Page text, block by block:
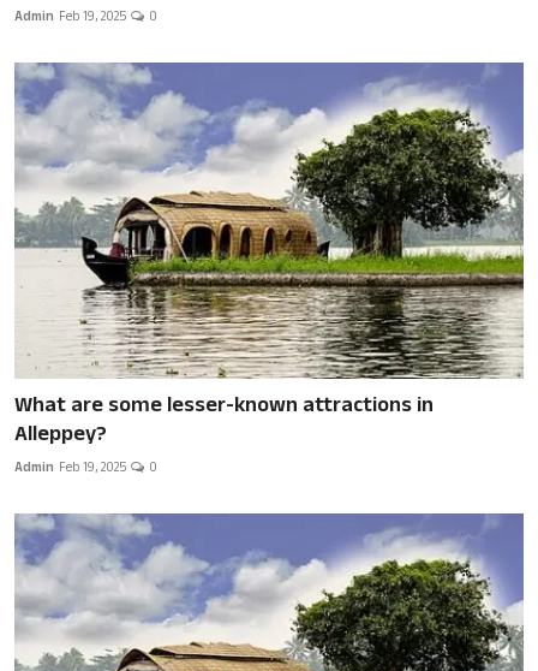
Admin Feb 19, 2025 0
What are some lesser-known attractions in
Alleppey?
Admin Feb 19, 2025 0